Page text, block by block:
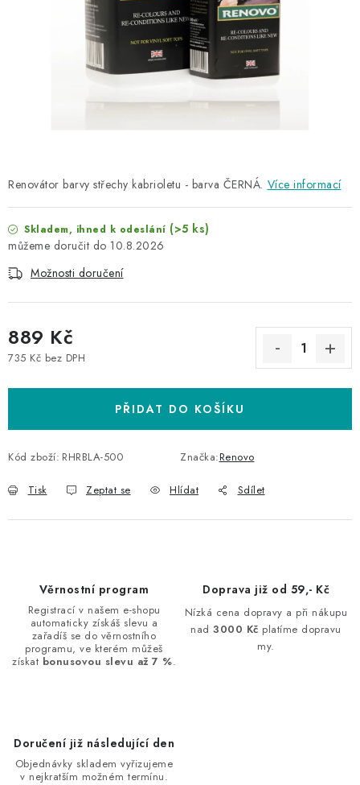
NAŠE SLUŽBY
Věrnostní program
Všeobecné obchodní podmínky
Podmínky ochrany osobních údajů
Mapa serveru
Renovátor barvy střechy kabrioletu - barva ČERNÁ. Více informací
Skladem, ihned k odeslání (>5 ks)
10.8.2026
Možnosti doručení
889 Kč
735 Kč bez DPH
PŘIDAT DO KOŠÍKU
Kód zboží: RHRBLA-500 Značka:Renovo
Tisk Zeptat se Hlídat Sdílet
Věrnostní program
Registrací v našem e-shopu
automaticky získáš slevu a
zařadíš se do věrnostního
programu, ve kterém můžeš
získat bonusovou slevu až 7 %.
Doprava již od 59,- Kč
Nízká cena dopravy a při nákupu
nad3000 Kč platíme dopravu
my.
Doručení již následující den
Objednávky skladem vyřizujeme
v nejkratším možném termínu.